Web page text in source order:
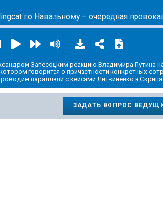
по Навальному – очередная
Запесоцким реакцию Владимира Путина
говорится о причастности конкретных
параллели с кейсами Литвиненко и
ЗАДАТЬ ВОПРОС